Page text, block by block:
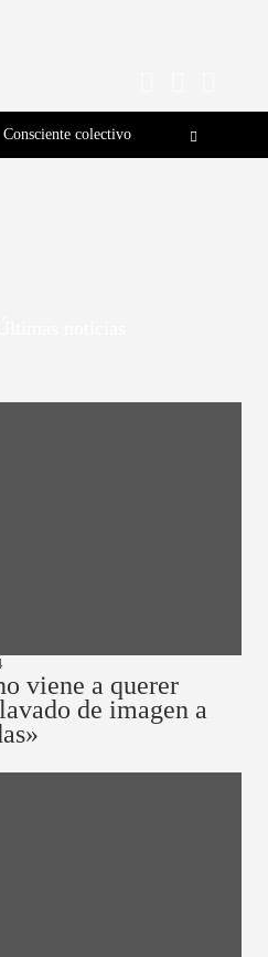
Consciente colectivo
viene a querer
de imagen a